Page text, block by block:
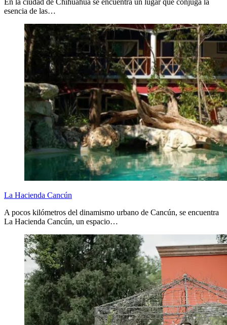
esencia de las…
La Hacienda Cancún
A pocos kilómetros del dinamismo urbano de Cancún, se encuentra
La Hacienda Cancún, un espacio…